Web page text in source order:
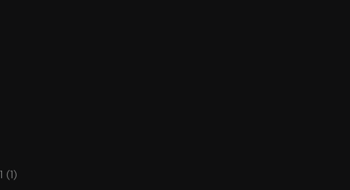
(1)